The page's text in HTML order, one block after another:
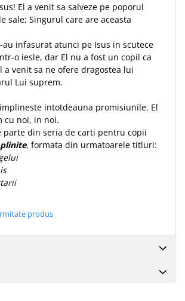
El a venit sa salveze pe poporul
sale; Singurul care are aceasta
au infasurat atunci pe Isus in scutece
o iesle, dar El nu a fost un copil ca
a venit sa ne ofere dragostea lui
Lui suprem.
intotdeauna promisiunile. El
cu noi, in noi.
parte din seria de carti pentru copii
, formata din urmatoarele titluri:
produs